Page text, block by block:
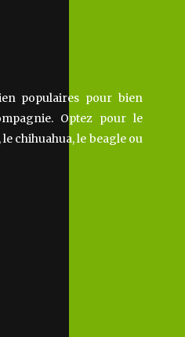
populaires pour bien
Optez pour le
chihuahua, le beagle ou